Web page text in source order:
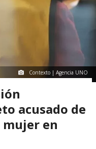
Contexto | Agencia UNO
acusado de
en